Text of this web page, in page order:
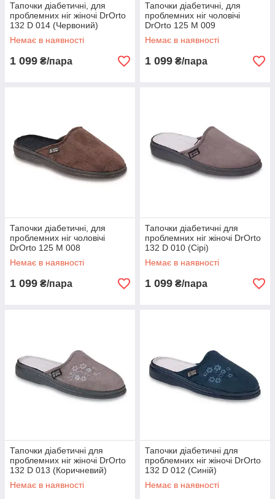
Тапочки діабетичні, для
проблемних ніг жіночі DrOrto
132 D 014 (Червоний)
Немає в наявності
1 099 ₴/пара
Тапочки діабетичні, для
проблемних ніг чоловічі
DrOrto 125 M 009
(Коричневий)
Немає в наявності
1 099 ₴/пара
Тапочки діабетичні, для
проблемних ніг чоловічі
DrOrto 125 M 008
(Коричневий)
Немає в наявності
1 099 ₴/пара
Тапочки діабетичні для
проблемних ніг жіночі DrOrto
132 D 010 (Сірі)
Немає в наявності
1 099 ₴/пара
Тапочки діабетичні для
проблемних ніг жіночі DrOrto
132 D 013 (Коричневий)
Немає в наявності
Тапочки діабетичні для
проблемних ніг жіночі DrOrto
132 D 012 (Синій)
Немає в наявності